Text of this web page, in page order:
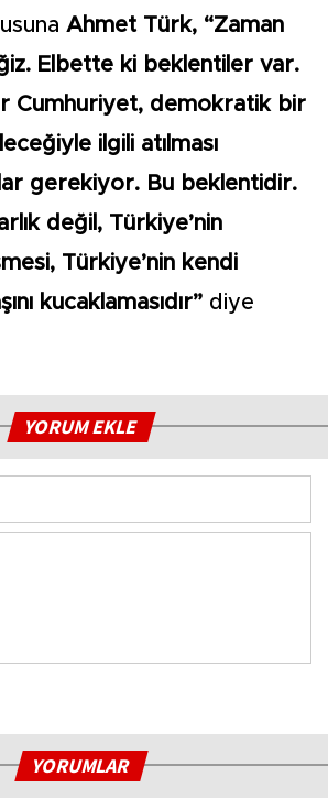
Ahmet Türk, “Zaman
Elbette ki beklentiler var.
Cumhuriyet, demokratik bir
ilgili atılması
gerekiyor. Bu beklentidir.
değil, Türkiye’nin
Türkiye’nin kendi
kucaklamasıdır” diye
YORUM EKLE
YORUMLAR